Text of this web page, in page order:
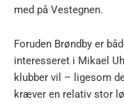
med på Vestegnen.
Foruden Brøndby er
interesseret i Mikael
klubber vil – ligesom
kræver en relativ stor